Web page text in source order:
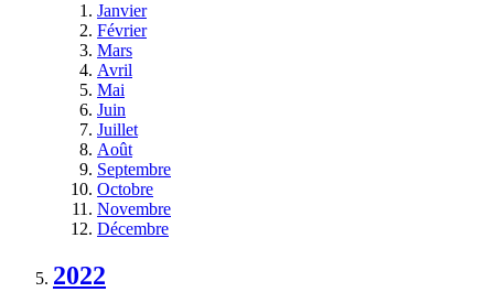
Janvier
Février
Mars
Avril
Mai
Juin
Juillet
Août
Septembre
Octobre
Novembre
Décembre
2022